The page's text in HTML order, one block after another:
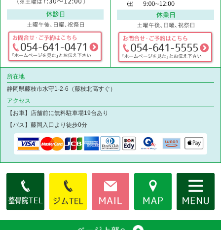
所在地
静岡県藤枝市水守1-2-6（藤枝北高すぐ）
アクセス
【お車】店舗前に無料駐車場19台あり
【バス】藤岡入口より徒歩0分